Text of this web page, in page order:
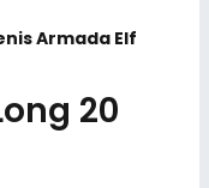
Armada Elf
20